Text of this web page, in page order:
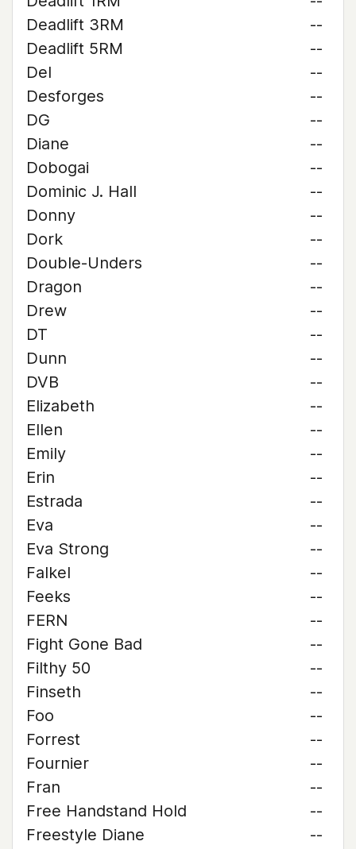
Deadlift 3RM
--
Deadlift 5RM
--
Del
--
Desforges
--
DG
--
Diane
--
Dobogai
--
Dominic J. Hall
--
Donny
--
Dork
--
Double-Unders
--
Dragon
--
Drew
--
DT
--
Dunn
--
DVB
--
Elizabeth
--
Ellen
--
Emily
--
Erin
--
Estrada
--
Eva
--
Eva Strong
--
Falkel
--
Feeks
--
FERN
--
Fight Gone Bad
--
Filthy 50
--
Finseth
--
Foo
--
Forrest
--
Fournier
--
Fran
--
Free Handstand Hold
--
Freestyle Diane
--